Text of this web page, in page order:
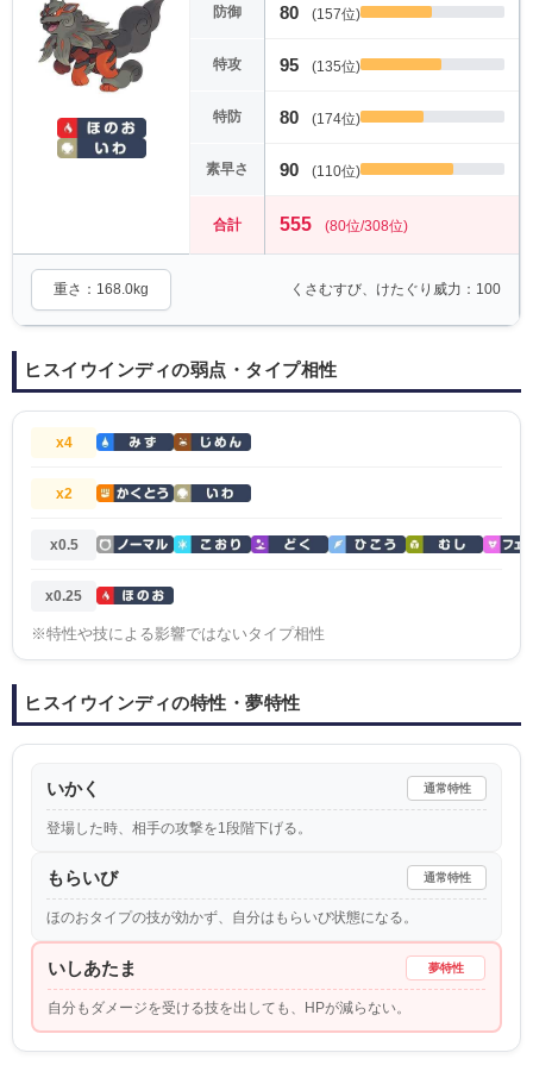
防御 80 (157位)
特攻 95 (135位)
特防 80 (174位)
素早さ 90 (110位)
合計 555 (80位/308位)
重さ：168.0kg くさむすび、けたぐり威力：100
ヒスイウインディの弱点・タイプ相性
x4
x2
x0.5
x0.25
※特性や技による影響ではないタイプ相性
ヒスイウインディの特性・夢特性
いかく 通常特性
登場した時、相手の攻撃を1段階下げる。
もらいび 通常特性
ほのおタイプの技が効かず、自分はもらいび状態になる。
いしあたま 夢特性
自分もダメージを受ける技を出しても、HPが減らない。